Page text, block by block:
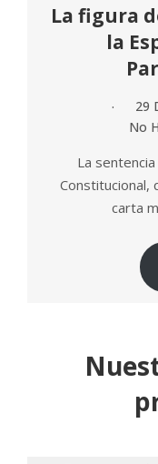
La figura
la
29
No
La
Constitucional,
carta